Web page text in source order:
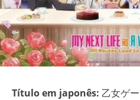
Título em japonês: 乙女ゲ